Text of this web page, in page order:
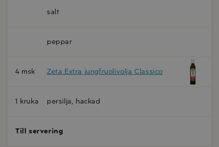
salt
peppar
4 msk Zeta Extra jungfruolivolja Classico
1 kruka persilja, hackad
Till servering